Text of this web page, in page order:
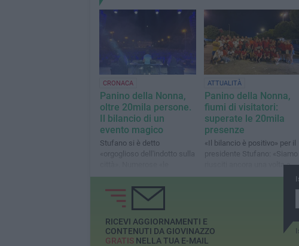
CRONACA
Panino della Nonna,
oltre 20mila persone.
Il bilancio di un
evento magico
Stufano si è detto
«orgoglioso dell'indotto sulla
presenze dalla provincia
barese, ma soprattutto tanti
turisti»
ATTUALITÀ
Panino della Nonna,
fiumi di visitatori:
superate le 20mila
presenze
«Il bilancio è positivo» per il
presidente Stufano: «Siamo
riusciti ancora una volta a
portare a casa un risultato
RICEVI AGGIORNAMENTI E
CONTENUTI DA GIOVINAZZO
GRATISNELLA TUA E-MAIL